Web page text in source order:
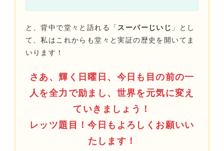
と、背中で堂々と語れる「スーパーじいじ 」とし
て、私はこれからも堂々と実証の歴史を開いてま
いります！
さあ、輝く日曜日、今日も目の前の一
人を全力で励まし、世界を元気に変え
ていきましょう！
レッツ題目！今日もよろしくお願いい
たします！